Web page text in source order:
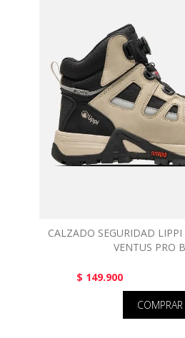
CALZADO SEGURIDAD LIPPI
VENTUS PRO
$ 149.900
COMPRAR